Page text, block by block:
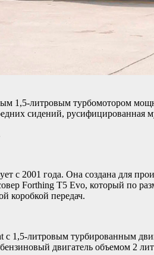
1,5-литровым турбомотором
сидений, русифицированная
с 2001 года. Она создана для
Forthing T5 Evo, который по
коробкой передач.
1,5-литровым турбированным
двигатель объемом 2